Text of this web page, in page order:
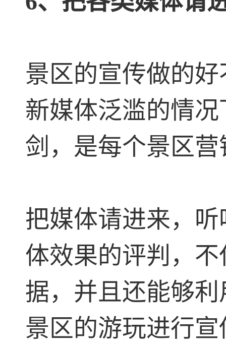
景区的宣传做的
新媒体泛滥的情
剑，是每个景区
把媒体请进来，
体效果的评判，
据，并且还能够
景区的游玩进行宣